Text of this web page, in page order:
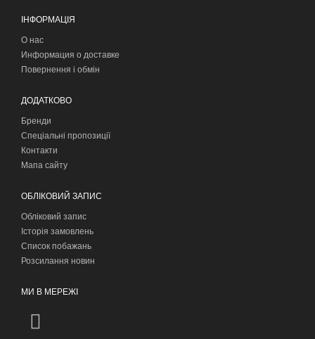
ІНФОРМАЦІЯ
О нас
Информация о доставке
Повернення і обмін
ДОДАТКОВО
Бренди
Спеціальні пропозиції
Контакти
Мапа сайту
ОБЛІКОВИЙ ЗАПИС
Обліковий запис
Історія замовлень
Список побажань
Розсилання новин
МИ В МЕРЕЖІ